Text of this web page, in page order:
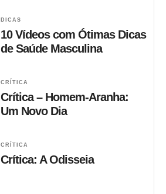
DICAS
10 Vídeos com Ótimas Dicas
de Saúde Masculina
CRÍTICA
Crítica – Homem-Aranha:
Um Novo Dia
CRÍTICA
Crítica: A Odisseia